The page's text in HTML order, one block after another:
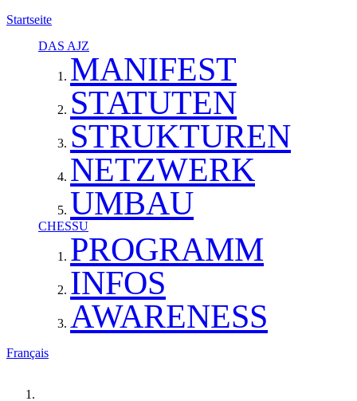
Startseite
DAS AJZ
MANIFEST
STATUTEN
STRUKTUREN
NETZWERK
UMBAU
CHESSU
PROGRAMM
INFOS
AWARENESS
Français